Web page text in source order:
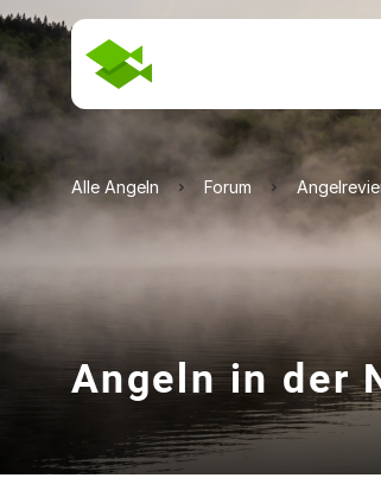
Alle Angeln Forum
Angeln in der